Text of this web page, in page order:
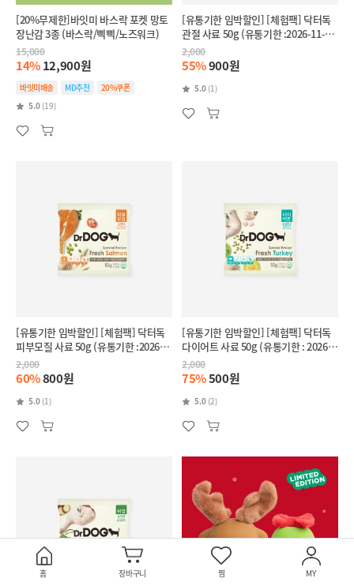
[20%무제한]바잇미 바스락 포켓 망토
장난감 3종 (바스락/삑삑/노즈워크)
15,000
14%12,900원
바잇미배송 MD추천
20%쿠폰
5.0 (19)
[유통기한 임박할인] [체험팩] 닥터독
관절 사료 50g (유통기한 :2026-11-
28)
2,000
55%900원
5.0 (1)
[유통기한 임박할인] [체험팩] 닥터독
피부모질 사료 50g (유통기한 :2026-
11-27)
2,000
60%800원
5.0 (1)
[유통기한 임박할인] [체험팩] 닥터독
다이어트 사료 50g (유통기한 : 2026-
10-01)
2,000
75%500원
5.0 (2)
홈 장바구니 찜 MY